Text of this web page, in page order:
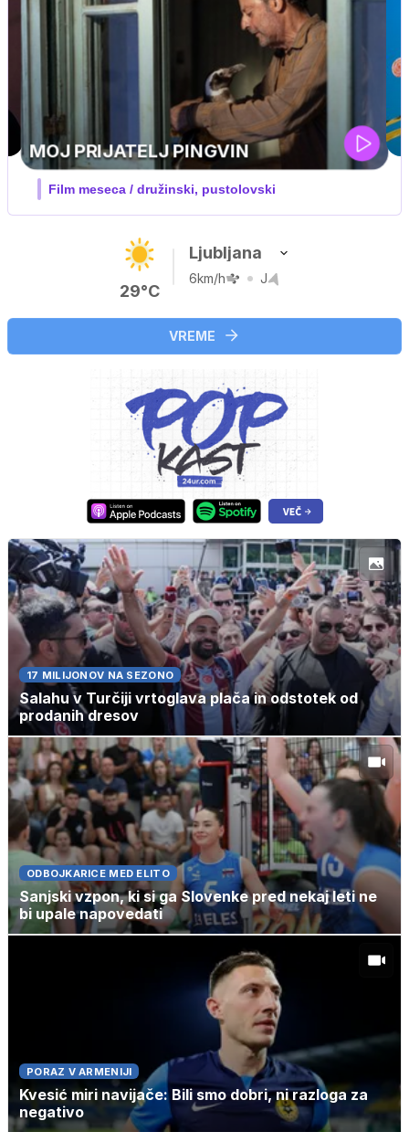
IQ 160
Nova hrvaška serija
29°C
Ljubljana
6km/h J
VREME
17 MILIJONOV NA SEZONO
Salahu v Turčiji vrtoglava plača in odstotek od
prodanih dresov
ODBOJKARICE MED ELITO
Sanjski vzpon, ki si ga Slovenke pred nekaj leti ne
bi upale napovedati
PORAZ V ARMENIJI
Kvesić miri navijače: Bili smo dobri, ni razloga za
negativo